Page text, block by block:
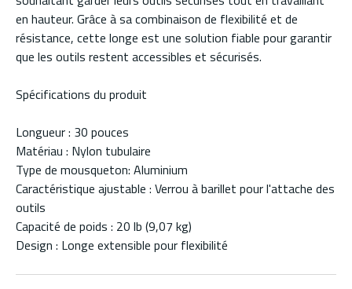
en hauteur. Grâce à sa combinaison de flexibilité et de
résistance, cette longe est une solution fiable pour garantir
que les outils restent accessibles et sécurisés.
Spécifications du produit
Longueur : 30 pouces
Matériau : Nylon tubulaire
Type de mousqueton: Aluminium
Caractéristique ajustable : Verrou à barillet pour l'attache des
outils
Capacité de poids : 20 lb (9,07 kg)
Design : Longe extensible pour flexibilité